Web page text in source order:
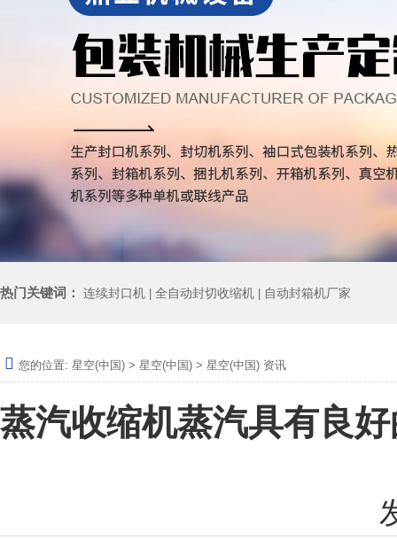
热门关键词： 连续封口机 全自动封切收缩机 自动封箱机厂家
您的位置: 星空(中国) > 星空(中国) > 星空(中国) 资讯
蒸汽收缩机蒸汽具有良